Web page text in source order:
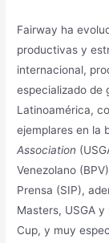
Fairway ha
productivas y
internacional,
especializado de
Latinoamérica,
ejemplares en la
Association
Venezolano
Prensa (SIP),
Masters, USGA
Cup, y muy